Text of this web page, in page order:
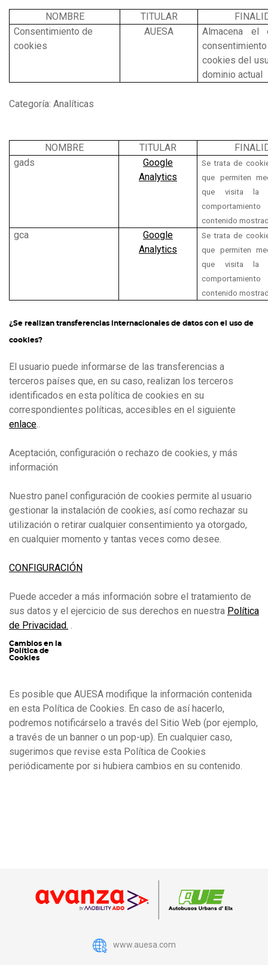
NOMBRE TITULAR
Consentimiento de
cookies
AUESA
Almacena el
cookies del
dominio actual
Categoría: Analíticas
NOMBRE TITULAR
gads
Google
Analytics
Se trata de
que permiten
que visita la
contenido
gca
Google
Analytics
Se trata de
que permiten
que visita la
contenido
¿Se realizan transferencias internacionales de datos con el uso de
cookies?
El usuario puede informarse de las transferencias a
terceros países que, en su caso, realizan los terceros
identificados en esta política de cookies en su
correspondientes políticas, accesibles en el siguiente
enlace..
Aceptación, configuración o rechazo de cookies, y más
información
Nuestro panel configuración de cookies permite al usuario
gestionar la instalación de cookies, así como rechazar su
utilización o retirar cualquier consentimiento ya otorgado,
en cualquier momento y tantas veces como desee.
CONFIGURACIÓN
Puede acceder a más información sobre el tratamiento de
sus datos y el ejercicio de sus derechos en nuestra Política
de Privacidad. .
Cambios en la
Política de
Cookies
Es posible que AUESA modifique la información contenida
en esta Política de Cookies. En caso de así hacerlo,
podremos notificárselo a través del Sitio Web (por ejemplo,
a través de un banner o un pop-up). En cualquier caso,
sugerimos que revise esta Política de Cookies
periódicamente por si hubiera cambios en su contenido.
www.auesa.com